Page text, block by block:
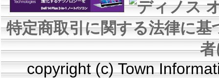
特定商取引に関する法律に基
copyright (c) Town